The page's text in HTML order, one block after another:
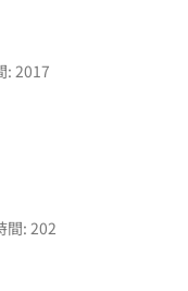
: 2017
間: 202